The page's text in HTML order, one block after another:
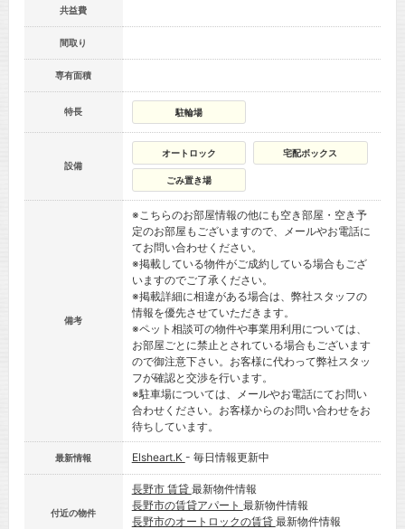
共益費
間取り
専有面積
特長 駐輪場
設備
オートロック 宅配ボックス
ごみ置き場
備考
※こちらのお部屋情報の他にも空き部屋・空き予
定のお部屋もございますので、メールやお電話に
てお問い合わせください。
※掲載している物件がご成約している場合もござ
いますのでご了承ください。
※掲載詳細に相違がある場合は、弊社スタッフの
情報を優先させていただきます。
※ペット相談可の物件や事業用利用については、
お部屋ごとに禁止とされている場合もございます
ので御注意下さい。お客様に代わって弊社スタッ
フが確認と交渉を行います。
※駐車場については、メールやお電話にてお問い
合わせください。お客様からのお問い合わせをお
待ちしています。
最新情報 Elsheart.K - 毎日情報更新中
付近の物件
長野市 賃貸 最新物件情報
長野市の賃貸アパート 最新物件情報
長野市のオートロックの賃貸 最新物件情報